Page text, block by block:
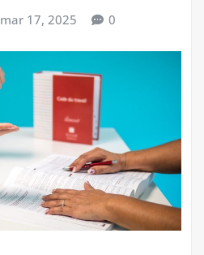
mar 17, 2025 0